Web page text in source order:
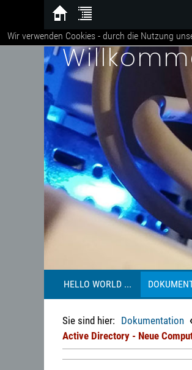
HELLO WORLD ...
Sie sind hier: Dokumentation
Active Directory - Neue
Wir verwenden Cookies - durch die Nutzung